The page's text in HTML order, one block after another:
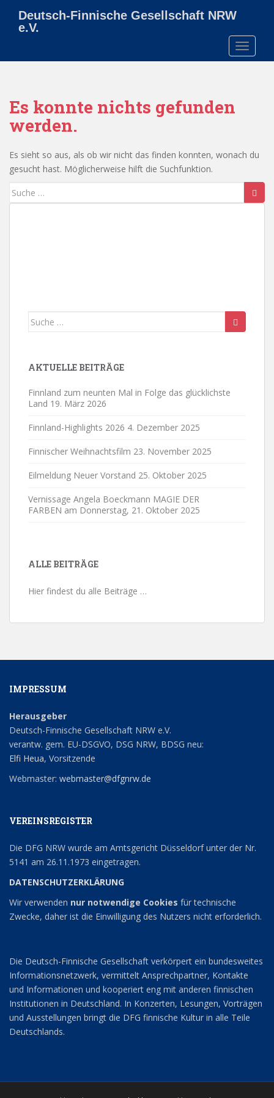
t
Deutsch-Finnische Gesellschaft NRW
e.V.
Es konnte nichts gefunden
werden.
Es sieht so aus, als ob wir nicht das finden konnten, wonach du
gesucht hast. Möglicherweise hilft die Suchfunktion.
Suche
nach:
Suche
AKTUELLE BEITRÄGE
Finnland zum neunten Mal in Folge das glücklichste
Land 19. März 2026
Finnland-Highlights 2026 4. Dezember 2025
Finnischer Weihnachtsfilm 23. November 2025
Eilmeldung Neuer Vorstand 25. Oktober 2025
Vernissage Angela Boeckmann MAGIE DER
FARBEN am Donnerstag, 21. Oktober 2025
ALLE BEITRÄGE
Hier findest du alle Beiträge …
IMPRESSUM
Herausgeber
Deutsch-Finnische Gesellschaft NRW e.V.
verantw. gem. EU-DSGVO, DSG NRW, BDSG neu:
Elfi Heua, Vorsitzende
Webmaster: webmaster@dfgnrw.de
VEREINSREGISTER
Die DFG NRW wurde am Amtsgericht Düsseldorf unter der Nr.
5141 am 26.11.1973 eingetragen.
DATENSCHUTZERKLÄRUNG
Wir verwenden nur notwendige Cookies für technische
Zwecke, daher ist die Einwilligung des Nutzers nicht erforderlich.
Die Deutsch-Finnische Gesellschaft verkörpert ein bundesweites
Informationsnetzwerk, vermittelt Ansprechpartner, Kontakte
und Informationen und kooperiert eng mit anderen finnischen
Institutionen in Deutschland. In Konzerten, Lesungen, Vorträgen
und Ausstellungen bringt die DFG finnische Kultur in alle Teile
Deutschlands.